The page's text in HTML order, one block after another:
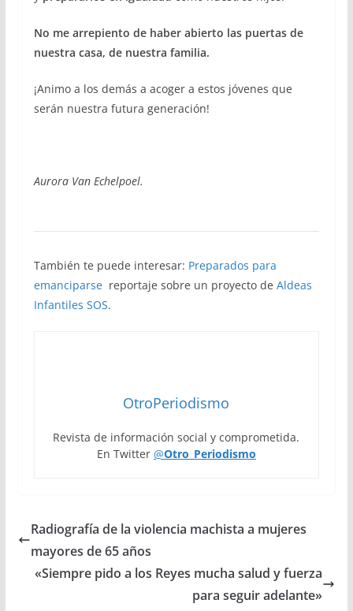
No me arrepiento de haber abierto las puertas de
nuestra casa, de nuestra familia.
¡Animo a los demás a acoger a estos jóvenes que
serán nuestra futura generación!
Aurora Van Echelpoel.
También te puede interesar: Preparados para
emanciparsereportaje sobre un proyecto de Aldeas
Infantiles SOS.
OtroPeriodismo
Revista de información social y comprometida.
En Twitter @Otro_Periodismo
Radiografía de la violencia machista a mujeres
mayores de 65 años
«Siempre pido a los Reyes mucha salud y fuerza
para seguir adelante»